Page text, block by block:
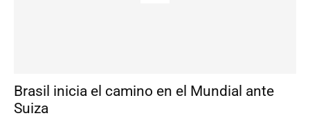
Brasil inicia el camino en el Mundial ante
Suiza